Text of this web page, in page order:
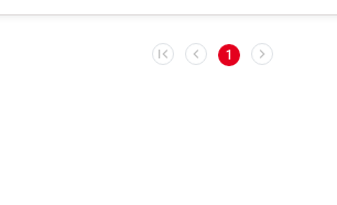
1